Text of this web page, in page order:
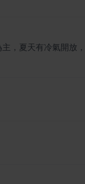
，夏天有冷氣開放